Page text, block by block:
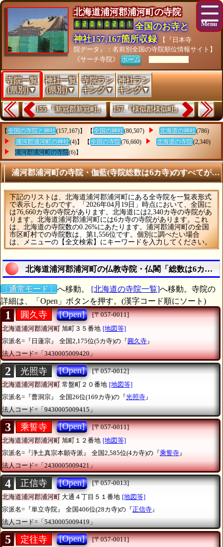
北海道浦河郡浦河町の寺院
全国のお寺と
神社157,167箇所収録
【『日本寺
院データ』：名前別全国の寺院順位情報サイト】
《サーチ寺院》ホーム [As of 26/07/28]
寺院一覧
(県別)▼
神社一覧
(県別)▼
寺院ラン
キング▼
神社ラン
キング▼
155.『新冠郡新冠町』 157.『様似郡様似町』
【 全国の寺院と神社(157,167)】 【 全国の神社(80,507) 北海道の神社(786)
浦河郡浦河町の神社(4)】 【 全国の寺院(76,660) 北海道の寺院(2,340)
浦河郡浦河町の寺院(6)】
浦河郡浦河町の寺院・伽藍(寺院総数は6カ寺)のすべてがわ
下記のリストは、北海道浦河郡浦河町にある全寺院を一覧表形式
で表示したものです。「2026年04月19日」時点において、全国に
は76,660カ寺の寺院があります。北海道には2,340カ寺の寺院があ
ります。北海道浦河郡浦河町には6カ寺の寺院があります。これ
は、北海道の寺院数の0.26%にあたります。浦河郡浦河町の全国
市区町村での寺院数は、第1,556位です。個別に調べたい場合
は、メニューの【全文検索】にキーワードを入力してください。
北海道浦河郡浦河町の仏教寺院・仏閣「総数は6カ寺」
〔通常モード〕 へ移動。 [北海道の寺院一覧]へ移動。寺院の
詳細は、「Open」ボタンを押す。(漢字コード順にソート)
1 圓久寺 [Open]
[〒057-0011]
北海道浦河郡浦河町 旭町３５番地 [地図等]
宗派名=『日蓮宗』
全国2,175位(5カ寺)の『圓久寺 』
法人コード=「3430005009420」
2 光照寺 [Open]
[〒057-0012]
北海道浦河郡浦河町 常盤町２０番地 [地図等]
宗派名=『曹洞宗』
全国26位(169カ寺)の『光照寺』
法人コード=「9430005009415」
3 乘誓寺 [Open]
[〒057-0011]
北海道浦河郡浦河町 旭町１２番地 [地図等]
宗派名=『浄土真宗本願寺派』
全国2,585位(4カ寺)の『乘誓寺』
法人コード=「2430005009421」
4 正信寺 [Open]
[〒057-0013]
北海道浦河郡浦河町 大通４丁目５１番地 [地図等]
宗派名=『単立寺院』
全国406位(28カ寺)の『正信寺 』
法人コード=「5430005009419」
5 定往寺 [Open]
[〒057-0011]